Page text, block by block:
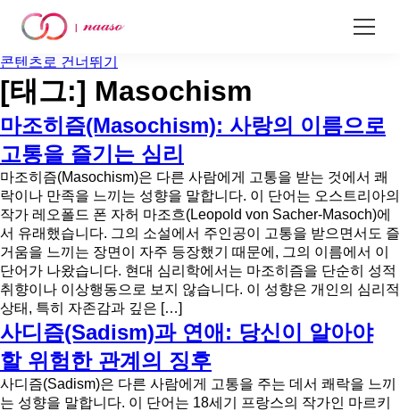
콘텐츠로 건너뛰기
[태그:] Masochism
마조히즘(Masochism): 사랑의 이름으로
고통을 즐기는 심리
마조히즘(Masochism)은 다른 사람에게 고통을 받는 것에서 쾌
락이나 만족을 느끼는 성향을 말합니다. 이 단어는 오스트리아의
작가 레오폴드 폰 자허 마조흐(Leopold von Sacher-Masoch)에
서 유래했습니다. 그의 소설에서 주인공이 고통을 받으면서도 즐
거움을 느끼는 장면이 자주 등장했기 때문에, 그의 이름에서 이
단어가 나왔습니다. 현대 심리학에서는 마조히즘을 단순히 성적
취향이나 이상행동으로 보지 않습니다. 이 성향은 개인의 심리적
상태, 특히 자존감과 깊은 […]
사디즘(Sadism)과 연애: 당신이 알아야
할 위험한 관계의 징후
사디즘(Sadism)은 다른 사람에게 고통을 주는 데서 쾌락을 느끼
는 성향을 말합니다. 이 단어는 18세기 프랑스의 작가인 마르키